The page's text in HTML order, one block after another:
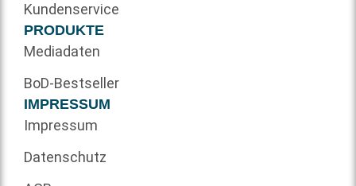
Kundenservice
PRODUKTE
Mediadaten
BoD-Bestseller
IMPRESSUM
Impressum
Datenschutz